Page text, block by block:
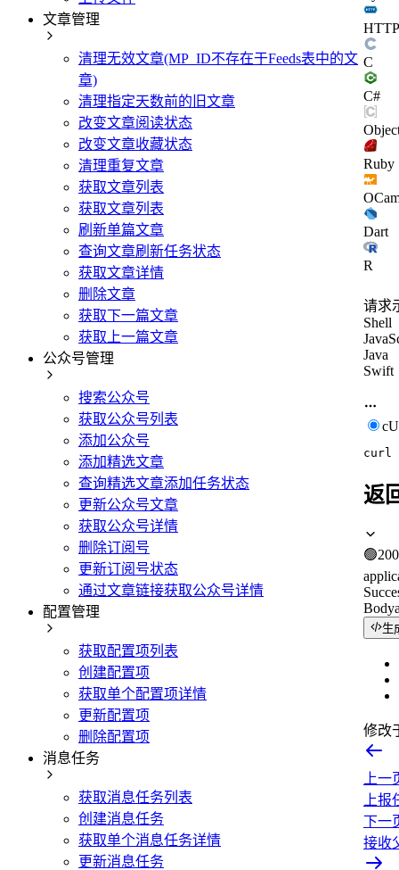
文章管理
清理无效文章(MP_ID不存在于Feeds表中的文
章)
清理指定天数前的旧文章
改变文章阅读状态
改变文章收藏状态
清理重复文章
获取文章列表
获取文章列表
刷新单篇文章
查询文章刷新任务状态
获取文章详情
删除文章
获取下一篇文章
获取上一篇文章
公众号管理
搜索公众号
获取公众号列表
添加公众号
添加精选文章
查询精选文章添加任务状态
更新公众号文章
获取公众号详情
删除订阅号
更新订阅号状态
通过文章链接获取公众号详情
配置管理
获取配置项列表
创建配置项
获取单个配置项详情
更新配置项
删除配置项
消息任务
获取消息任务列表
创建消息任务
获取单个消息任务详情
更新消息任务
HTTP
C
C#
Ruby
Dart
R
请求
Shell
Java
Swift
curl
返
🟢200
Body
生
修改
上一
上
下一
接收